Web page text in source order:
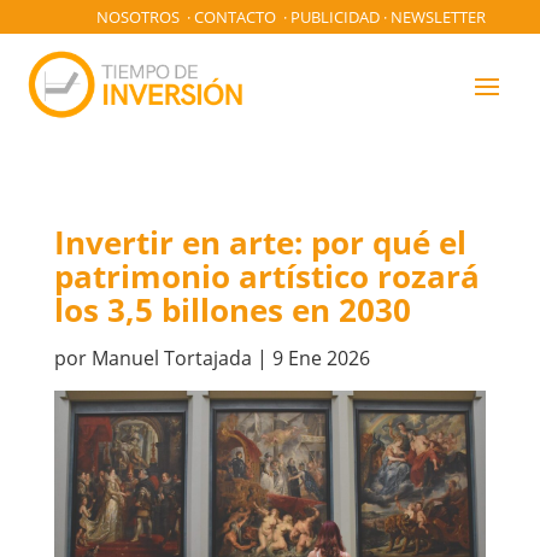
NOSOTROS ·CONTACTO · PUBLICIDAD · NEWSLETTER
Invertir en arte: por qué el
patrimonio artístico rozará
los 3,5 billones en 2030
por Manuel Tortajada | 9 Ene 2026